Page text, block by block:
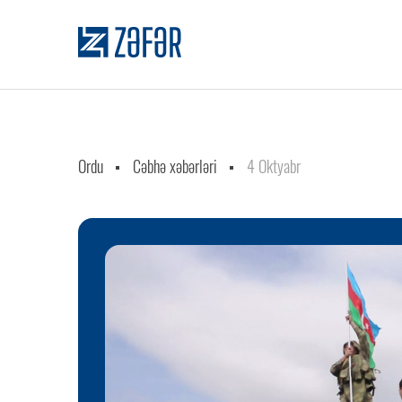
Ordu Cəbhə xəbərləri 4 Oktyabr